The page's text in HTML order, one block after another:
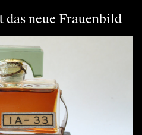
das neue Frauenbild